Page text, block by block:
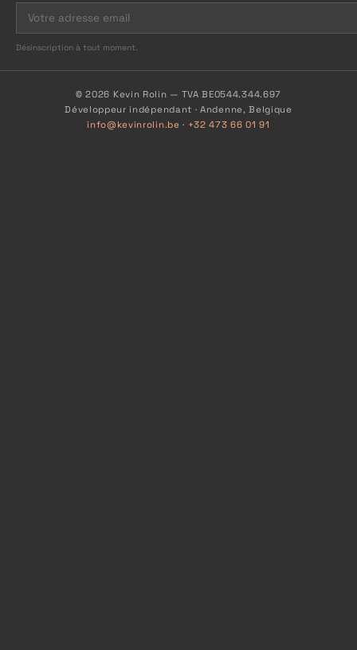
Désinscription à tout moment.
© 2026 Kevin Rolin — TVA BE0544.344.697
Développeur indépendant · Andenne, Belgique
info@kevinrolin.be · +32 473 66 01 91